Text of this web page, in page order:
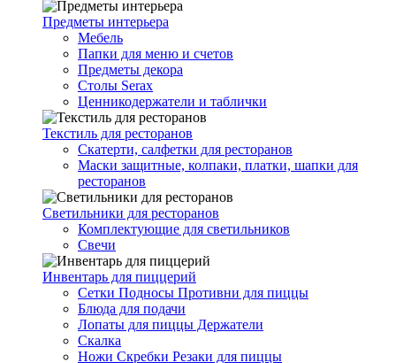
Предметы интерьера
Мебель
Папки для меню и счетов
Предметы декора
Столы Serax
Ценникодержатели и таблички
Текстиль для ресторанов
Скатерти, салфетки для ресторанов
Маски защитные, колпаки, платки, шапки для
ресторанов
Светильники для ресторанов
Комплектующие для светильников
Свечи
Инвентарь для пиццерий
Сетки Подносы Противни для пиццы
Блюда для подачи
Лопаты для пиццы Держатели
Скалка
Ножи Скребки Резаки для пиццы